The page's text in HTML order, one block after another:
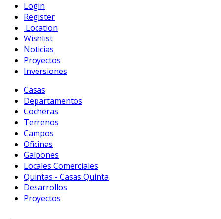
Login
Register
Location
Wishlist
Noticias
Proyectos
Inversiones
Casas
Departamentos
Cocheras
Terrenos
Campos
Oficinas
Galpones
Locales Comerciales
Quintas - Casas Quinta
Desarrollos
Proyectos